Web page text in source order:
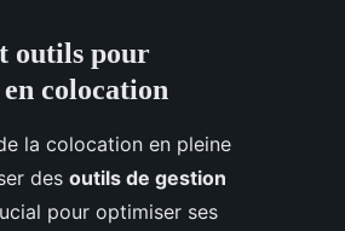
outils pour
colocation
la colocation en pleine
des outils de gestion
pour optimiser ses